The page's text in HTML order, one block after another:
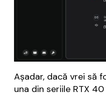
Așadar, dacă vrei să
una din seriile RTX